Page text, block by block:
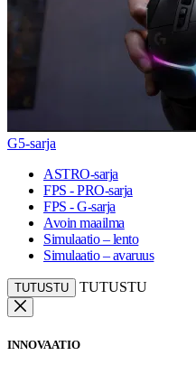
G5-sarja
ASTRO-sarja
FPS - PRO-sarja
FPS - G-sarja
Avoin maailma
Simulaatio – lento
Simulaatio – avaruus
TUTUSTU TUTUSTU
INNOVAATIO